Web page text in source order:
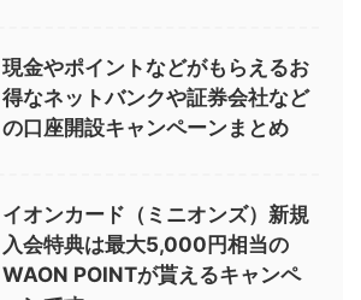
現金やポイントなどがもらえるお
得なネットバンクや証券会社など
の口座開設キャンペーンまとめ
イオンカード（ミニオンズ）新規
入会特典は最大5,000円相当の
WAON POINTが貰えるキャンペ